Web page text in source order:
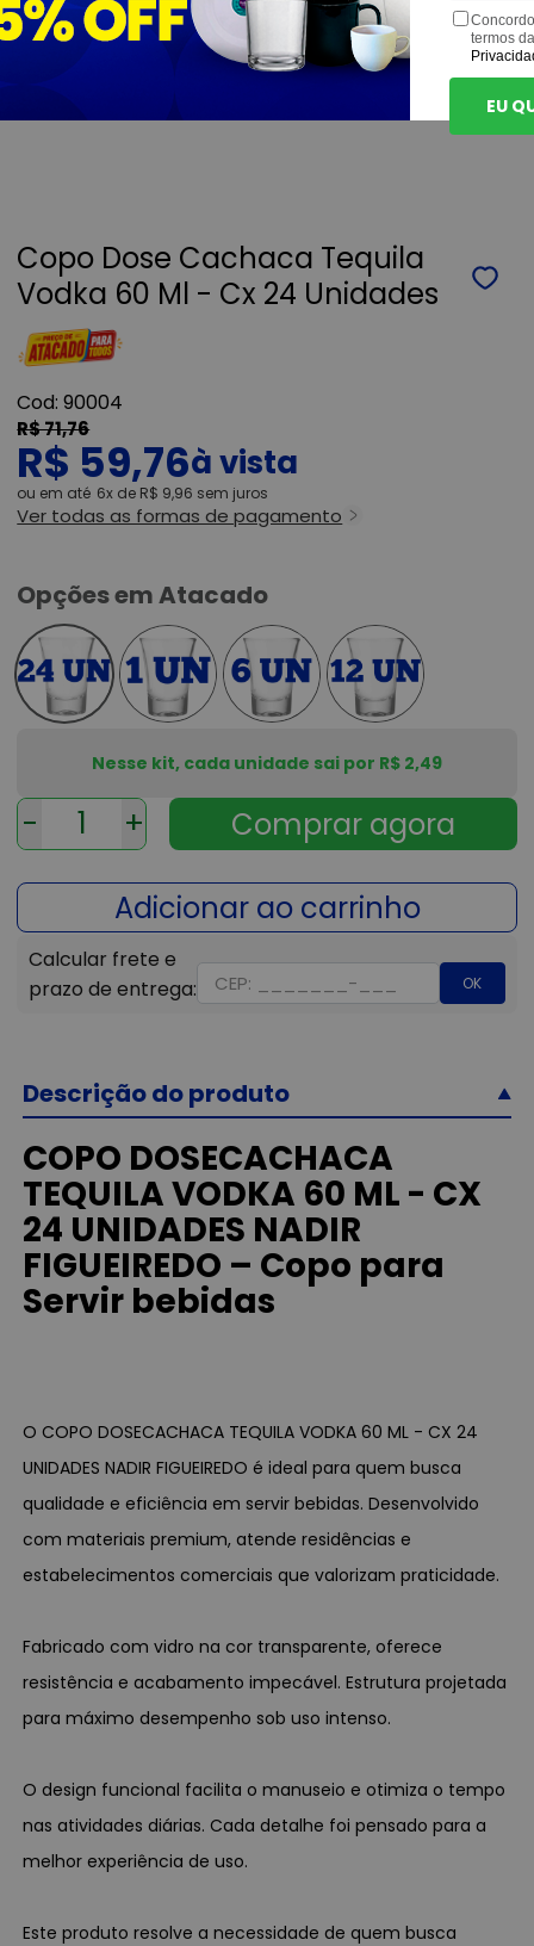
Copo Dose Cachaca Tequila
Vodka 60 Ml - Cx 24 Unidades
90004
R$ 71,76
R$ 59,76
ou 6x de R$ 9,96 sem juros
Ver todas as formas de pagamento
Opções em Atacado
- +
OK
Nesse kit, cada unidade sai por R$ 2,49
Descrição do produto
COPO DOSECACHACA
TEQUILA VODKA 60 ML - CX
24 UNIDADES NADIR
FIGUEIREDO – Copo para
Servir bebidas
O COPO DOSECACHACA TEQUILA VODKA 60 ML - CX 24
UNIDADES NADIR FIGUEIREDO é ideal para quem busca
qualidade e eficiência em servir bebidas. Desenvolvido
com materiais premium, atende residências e
estabelecimentos comerciais que valorizam praticidade.
Fabricado com vidro na cor transparente, oferece
resistência e acabamento impecável. Estrutura projetada
para máximo desempenho sob uso intenso.
O design funcional facilita o manuseio e otimiza o tempo
nas atividades diárias. Cada detalhe foi pensado para a
melhor experiência de uso.
Este produto resolve a necessidade de quem busca
termos
EU